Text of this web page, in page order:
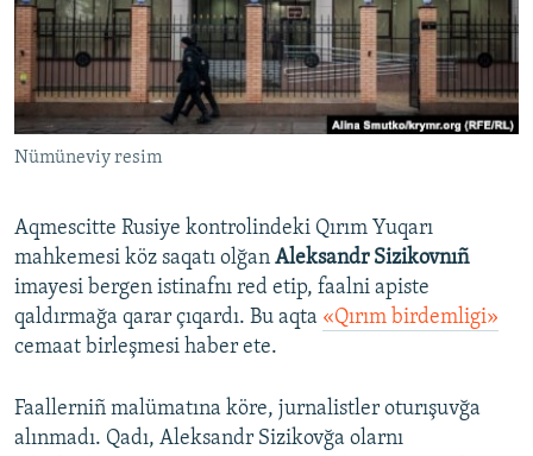
Русский
Українською
QOŞULIÑIZ!
RFE/RS bütün saytları
Nümüneviy resim
Aqmescitte Rusiye kontrolindeki Qırım Yuqarı
mahkemesi köz saqatı olğan Aleksandr Sizikovnıñ
imayesi bergen istinafnı red etip, faalni apiste
qaldırmağa qarar çıqardı. Bu aqta «Qırım birdemligi»
cemaat birleşmesi haber ete.
Faallerniñ malümatına köre, jurnalistler oturışuvğa
alınmadı. Qadı, Aleksandr Sizikovğa olarnı